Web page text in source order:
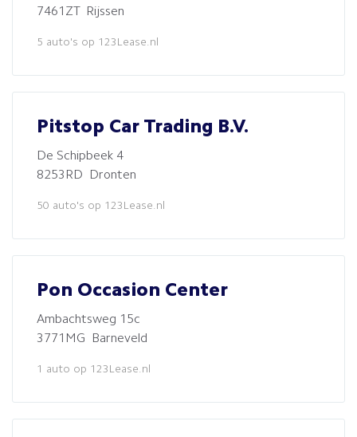
7461ZT Rijssen
5 auto's op 123Lease.nl
Pitstop Car Trading B.V.
De Schipbeek 4
8253RD Dronten
50 auto's op 123Lease.nl
Pon Occasion Center
Ambachtsweg 15c
3771MG Barneveld
1 auto op 123Lease.nl